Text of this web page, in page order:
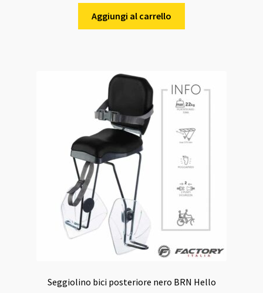
Aggiungi al carrello
Seggiolino bici posteriore nero BRN Hello